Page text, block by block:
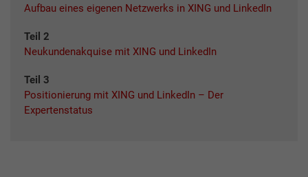
Aufbau eines eigenen Netzwerks in XING und LinkedIn
Teil 2
Neukundenakquise mit XING und LinkedIn
Teil 3
Positionierung mit XING und LinkedIn – Der
Expertenstatus